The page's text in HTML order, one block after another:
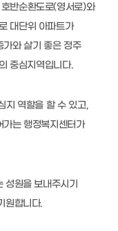
반순환도로(영서로)와
대단위 아파트가
가와 살기 좋은 정주
중심지역입니다.
지 역할을 할 수 있고,
는 행정복지센터가
원을 보내주시기
원합니다.